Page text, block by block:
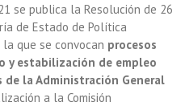
se publica la Resolución de 26
de Estado de Política
que se convocan procesos
y estabilización de empleo
de la Administración General
a la Comisión